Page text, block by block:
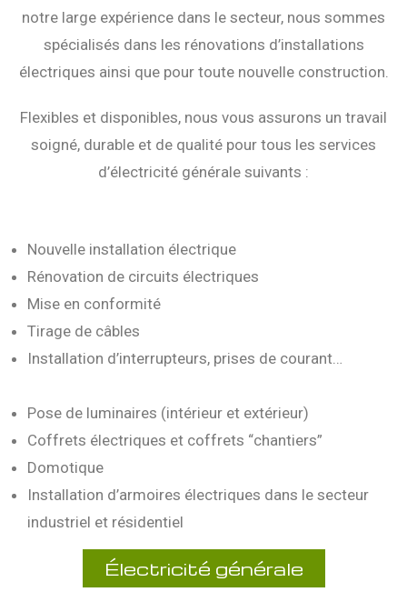
notre large expérience dans le secteur, nous sommes
spécialisés dans les rénovations d’installations
électriques ainsi que pour toute nouvelle construction.
Flexibles et disponibles, nous vous assurons un travail
soigné, durable et de qualité pour tous les services
d’électricité générale suivants :
Nouvelle installation électrique
Rénovation de circuits électriques
Mise en conformité
Tirage de câbles
Installation d’interrupteurs, prises de courant…
Pose de luminaires (intérieur et extérieur)
Coffrets électriques et coffrets “chantiers”
Domotique
Installation d’armoires électriques dans le secteur
industriel et résidentiel
Électricité générale